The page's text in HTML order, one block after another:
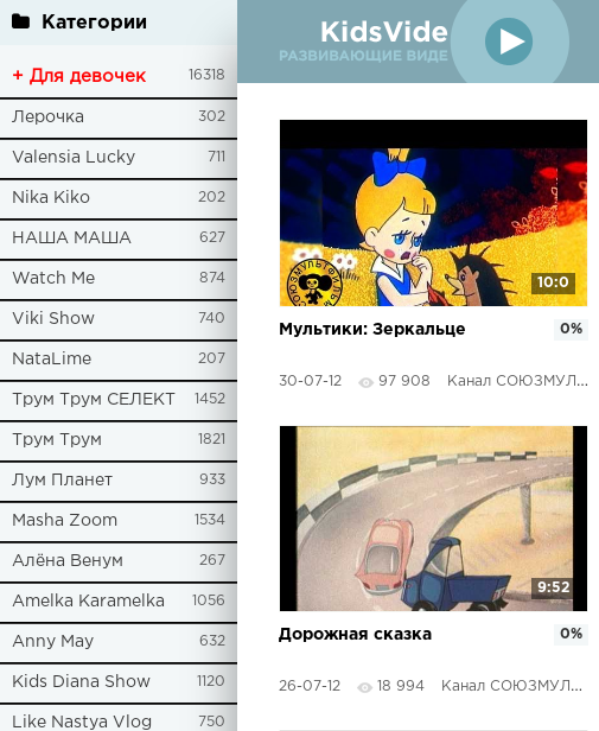
Категории
+ Для девочек 16318
Лерочка 302
Valensia Lucky 711
Nika Kiko 202
НАША МАША 627
Watch Me 874
Viki Show 740
NataLime 207
Трум Трум СЕЛЕКТ 1452
Трум Трум 1821
Лум Планет 933
Masha Zoom 1534
Алёна Венум 267
Amelka Karamelka 1056
Anny May 632
Kids Diana Show 1120
Like Nastya Vlog 750
10:0
Мультики: Зеркальце
30-07-12 97 908 Канал СОЮЗМУЛЬТФИЛЬМЫ
0%
9:52
Дорожная сказка
26-07-12 18 994 Канал СОЮЗМУЛЬТФИЛЬМЫ
0%